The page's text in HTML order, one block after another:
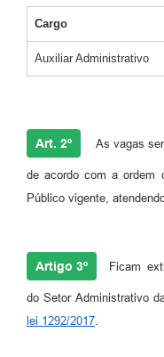
Cargo
Auxiliar Administrativo
Art. 2º As vagas
de acordo com a ordem
Público vigente,
Artigo 3º Ficam
do Setor Administrativo
lei 1292/2017